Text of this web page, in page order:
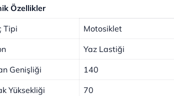
Özellikler
Tipi Motosiklet
Yaz Lastiği
Genişliği 140
Yüksekliği 70